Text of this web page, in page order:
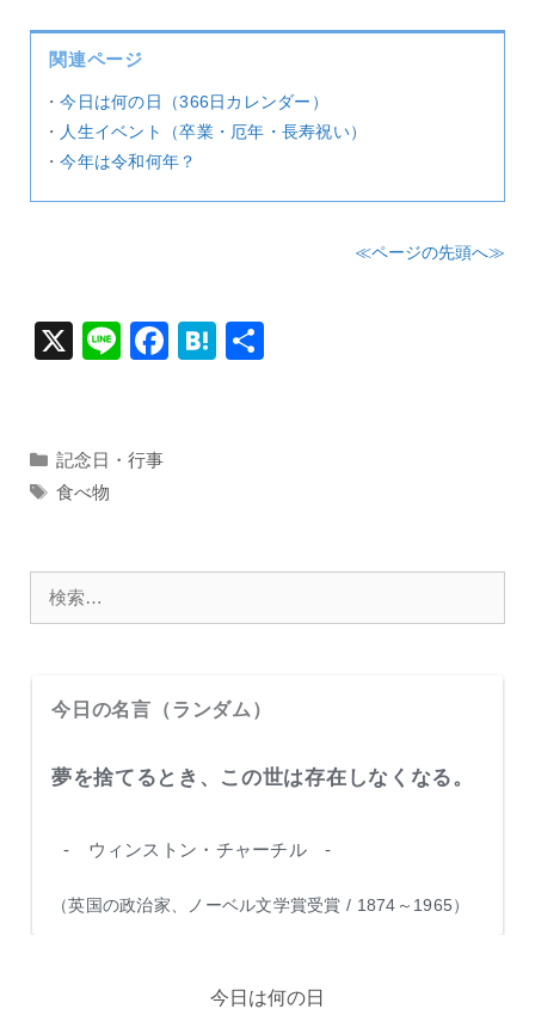
関連ページ
・今日は何の日（366日カレンダー）
・ 人生イベント（卒業・厄年・長寿祝い）
・今年は令和何年？
≪ページの先頭へ≫
X
Li
F
o
H
カ
テ
ゴ
記念日・行事
タ
食べ物
今日の名言（ランダム）
夢を捨てるとき、この世は存在しなくなる。
- ウィンストン・チャーチル -
（英国の政治家、ノーベル文学賞受賞 / 1874～1965）
今日は何の日